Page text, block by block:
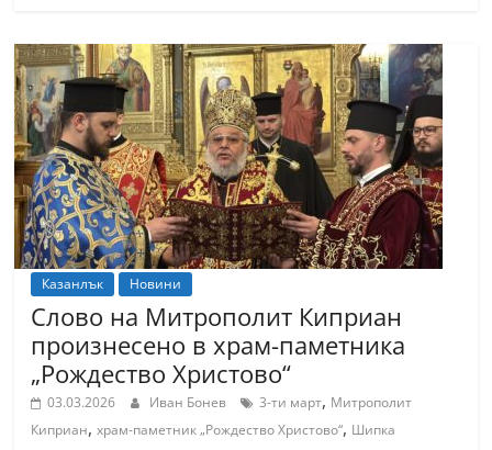
Казанлък Новини
Слово на Митрополит Киприан
произнесено в храм-паметника
„Рождество Христово“
03.03.2026 Иван Бонев 3-ти март, Митрополит
Киприан,храм-паметник „Рождество Христово“, Шипка